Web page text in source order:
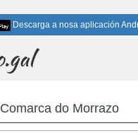
Descarga a nosa aplicación
do Morrazo